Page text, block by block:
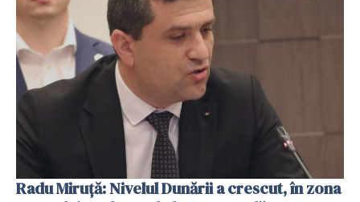
Radu Miruţă: Nivelul Dunării a crescut, în zona